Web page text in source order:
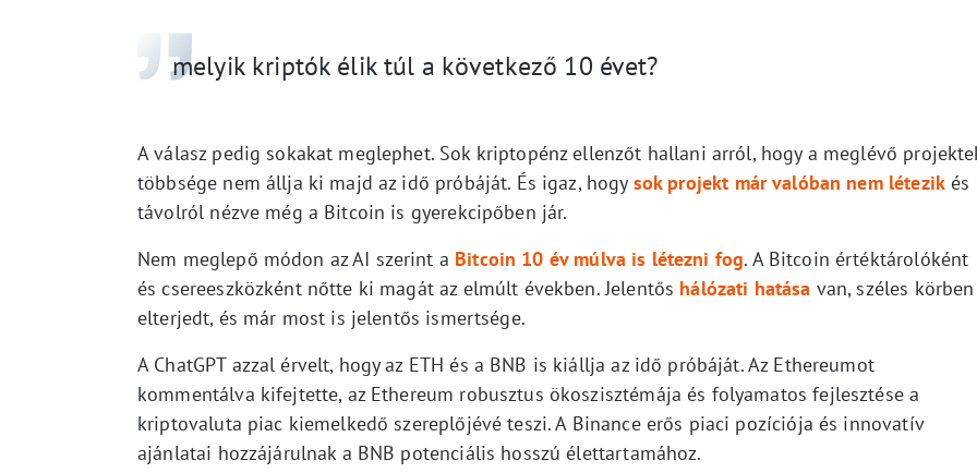
melyik kriptók élik túl a következő 10 évet?
A válasz pedig sokakat meglephet. Sok kriptopénz ellenzőt hallani arról, hogy a meglévő
többsége nem állja ki majd az idő próbáját. És igaz, hogy sok projekt már valóban nem létezikés
távolról nézve még a Bitcoin is gyerekcipőben jár.
Nem meglepő módon az AI szerint a Bitcoin 10 év múlva is létezni fog. A Bitcoin értéktárolóként
és csereeszközként nőtte ki magát az elmúlt években. Jelentős hálózati hatása van, széles körben
elterjedt, és már most is jelentős ismertsége.
A ChatGPT azzal érvelt, hogy az ETH és a BNB is kiállja az idő próbáját. Az Ethereumot
kommentálva kifejtette, az Ethereum robusztus ökoszisztémája és folyamatos fejlesztése a
kriptovaluta piac kiemelkedő szereplőjévé teszi. A Binance erős piaci pozíciója és innovatív
ajánlatai hozzájárulnak a BNB potenciális hosszú élettartamához.